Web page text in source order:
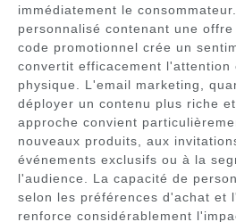
immédiatement le
personnalisé contenant une
code promotionnel crée un
convertit efficacement l'attention
physique. L'email marketing,
déployer un contenu plus riche
approche convient
nouveaux produits, aux
événements exclusifs ou à la
l'audience. La capacité de
selon les préférences d'achat et
renforce considérablement